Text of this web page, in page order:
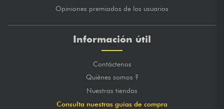
Opiniones premiados de los usuarios
Información útil
Contáctenos
Quiénes somos ?
Nuestras tiendas
Consulta nuestras guías de compra